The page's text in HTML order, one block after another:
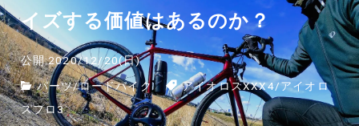
イズする価値はあるのか？
公開:2020/12/20(日)
パーツ/ロードバイク アイオロスXXX4/アイオロ
スプロ3